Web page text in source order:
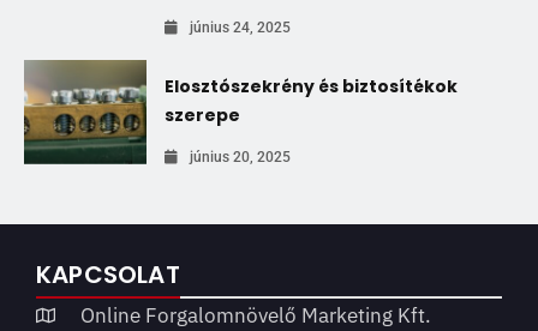
június 24, 2025
Elosztószekrény és biztosítékok
szerepe
június 20, 2025
KAPCSOLAT
Online Forgalomnövelő Marketing Kft.